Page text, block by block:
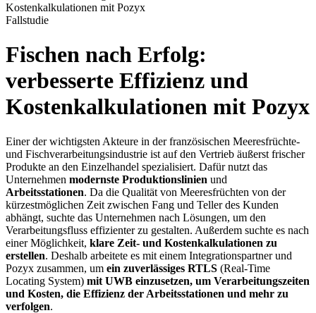
Fallstudie
Fischen nach Erfolg:
verbesserte Effizienz und
Kostenkalkulationen mit Pozyx
Einer der wichtigsten Akteure in der französischen Meeresfrüchte-
und Fischverarbeitungsindustrie ist auf den Vertrieb äußerst frischer
Produkte an den Einzelhandel spezialisiert. Dafür nutzt das
Unternehmen modernste Produktionslinien und
Arbeitsstationen. Da die Qualität von Meeresfrüchten von der
kürzestmöglichen Zeit zwischen Fang und Teller des Kunden
abhängt, suchte das Unternehmen nach Lösungen, um den
Verarbeitungsfluss effizienter zu gestalten. Außerdem suchte es nach
einer Möglichkeit, klare Zeit- und Kostenkalkulationen zu
erstellen. Deshalb arbeitete es mit einem Integrationspartner und
Pozyx zusammen, um ein zuverlässiges RTLS (Real-Time
Locating System) mit UWB einzusetzen, um Verarbeitungszeiten
und Kosten, die Effizienz der Arbeitsstationen und mehr zu
verfolgen.